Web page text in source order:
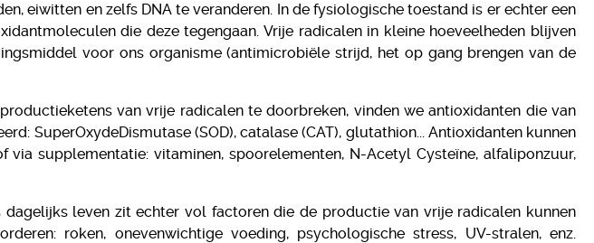
eiwitten en zelfs DNA te veranderen. In de fysiologische toestand is er echter een
die deze tegengaan. Vrije radicalen in kleine hoeveelheden blijven
voor ons organisme (antimicrobiële strijd, het op gang brengen van de
van vrije radicalen te doorbreken, vinden we antioxidanten die van
SuperOxydeDismutase (SOD), catalase (CAT), glutathion... Antioxidanten kunnen
supplementatie: vitaminen, spoorelementen, N-Acetyl Cysteïne, alfaliponzuur,
dagelijks leven zit echter vol factoren die de productie van vrije radicalen kunnen
roken, onevenwichtige voeding, psychologische stress, UV-stralen, enz.